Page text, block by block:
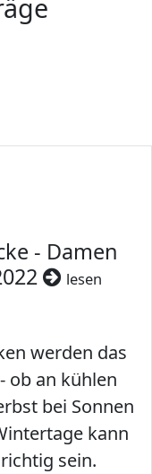
- Damen
lesen
werden das
ob an kühlen
bei Sonnen
kann
sein.